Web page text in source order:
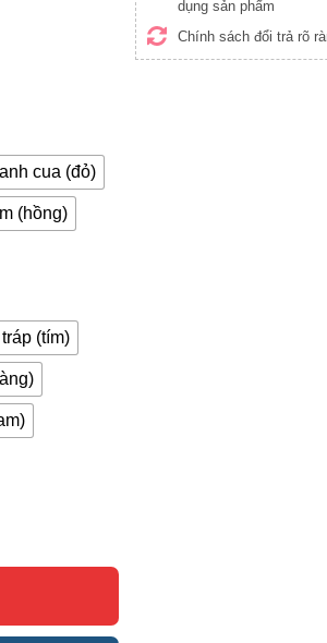
cua (đỏ)
(hồng)
(tím)
dụng sản phẩm
Chính sách đổi trả rõ